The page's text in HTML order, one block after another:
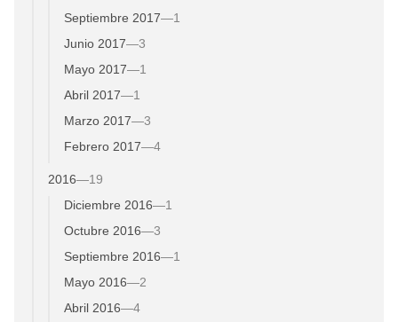
Septiembre 2017—1
Junio 2017—3
Mayo 2017—1
Abril 2017—1
Marzo 2017—3
Febrero 2017—4
2016—19
Diciembre 2016—1
Octubre 2016—3
Septiembre 2016—1
Mayo 2016—2
Abril 2016—4